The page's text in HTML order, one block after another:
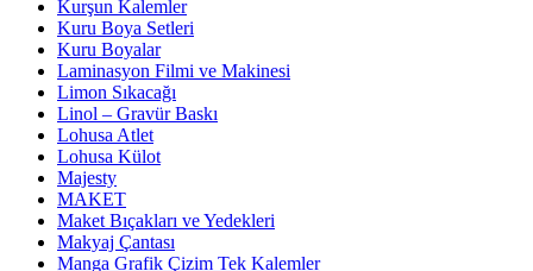
Kurşun Kalemler
Kuru Boya Setleri
Kuru Boyalar
Laminasyon Filmi ve Makinesi
Limon Sıkacağı
Linol – Gravür Baskı
Lohusa Atlet
Lohusa Külot
Majesty
MAKET
Maket Bıçakları ve Yedekleri
Makyaj Çantası
Manga Grafik Çizim Tek Kalemler